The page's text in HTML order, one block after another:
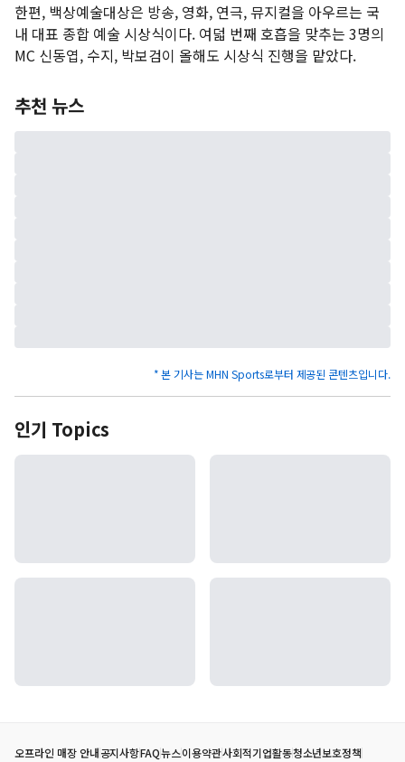
한편, 백상예술대상은 방송, 영화, 연극, 뮤지컬을 아우르는 국
내 대표 종합 예술 시상식이다. 여덟 번째 호흡을 맞추는 3명의
MC 신동엽, 수지, 박보검이 올해도 시상식 진행을 맡았다.
추천 뉴스
* 본 기사는 MHN Sports로부터 제공된 콘텐츠입니다.
인기 Topics
오프라인 매장 안내공지사항FAQ뉴스이용약관사회적기업활동청소년보호정책